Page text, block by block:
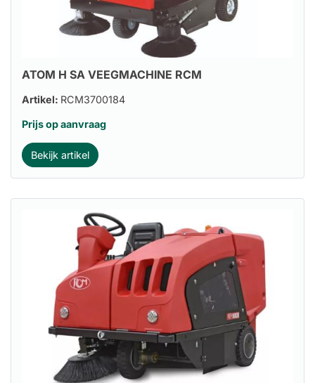
ATOM H SA VEEGMACHINE RCM
Artikel: RCM3700184
Prijs op aanvraag
Bekijk artikel